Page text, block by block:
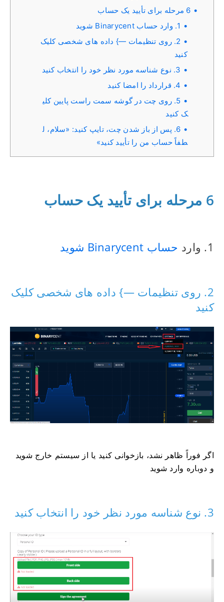
6 مرحله برای تأیید یک حساب
1. وارد حساب Binarycent شوید
2. روی تنظیمات —} داده های شخصی کلیک
کنید
3. نوع شناسه مورد نظر خود را انتخاب کنید
4. قرارداد را امضا کنید
5. روی چت در گوشه سمت راست پایین کلی
ک کنید
6. پس از باز شدن چت، تایپ کنید: «سلام، ل
طفاً حساب من را تأیید کنید»
6 مرحله برای تأیید یک حساب
1. وارد حساب Binarycent شوید
2. روی تنظیمات —} داده های شخصی کلیک
کنید
اگر فوراً ظاهر نشد، بازخوانی کنید یا از سیستم خارج شوید
و دوباره وارد شوید
3. نوع شناسه مورد نظر خود را انتخاب کنید